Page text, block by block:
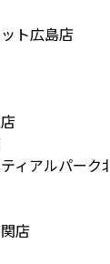
ト広島店
ィアルパーク
店